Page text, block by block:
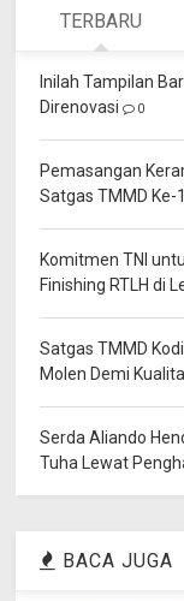
TERBARU
Inilah Tampilan
Direnovasi
0
Pemasangan
Satgas TMMD Ke-
Komitmen TNI
Finishing RTLH di
Satgas TMMD
Molen Demi
Serda Aliando
Tuha Lewat
BACA JUGA